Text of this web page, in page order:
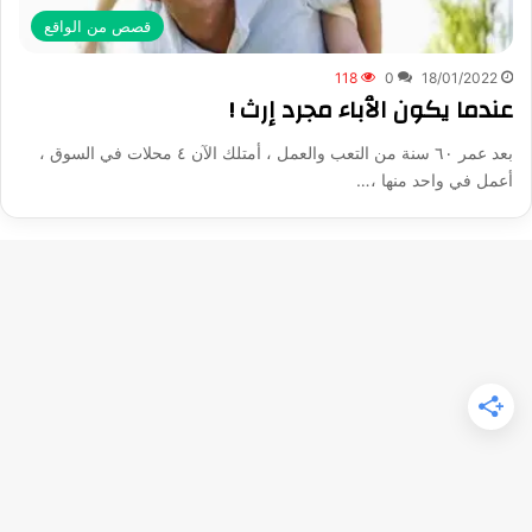
قصص من الواقع
18/01/2022
0
118
عندما يكون الٱباء مجرد إرث !
بعد عمر ٦٠ سنة من التعب والعمل ، أمتلك الآن ٤ محلات في السوق ،
أعمل في واحد منها ،…